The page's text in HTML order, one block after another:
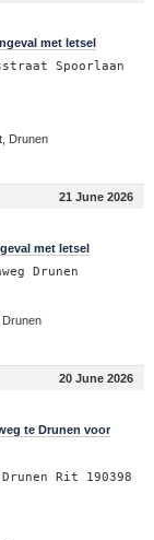
met letsel
Spoorlaan
Drunen
21 June 2026
met letsel
Drunen
Drunen
20 June 2026
te Drunen voor
Drunen Rit 190398